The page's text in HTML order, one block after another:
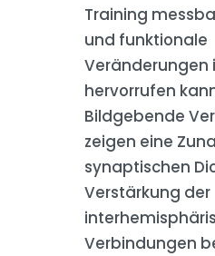
Training
und funktionale
Veränderungen
hervorrufen
Bildgebende
zeigen eine
synaptischen
Verstärkung der
Verbindungen